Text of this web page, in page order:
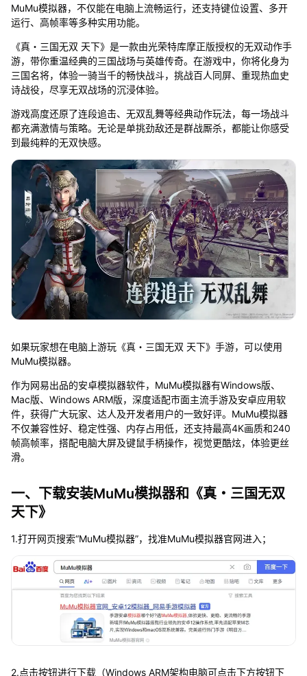
MuMu模拟器，不仅能在电脑上流畅运行，还支持键位设置、多开
运行、高帧率等多种实用功能。
《真・三国无双 天下》是一款由光荣特库摩正版授权的无双动作手
游，带你重温经典的三国战场与英雄传奇。在游戏中，你将化身为
三国名将，体验一骑当千的畅快战斗，挑战百人同屏、重现热血史
诗战役，尽享无双战场的沉浸体验。
游戏高度还原了连段追击、无双乱舞等经典动作玩法，每一场战斗
都充满激情与策略。无论是单挑劲敌还是群战厮杀，都能让你感受
到最纯粹的无双快感。
如果玩家想在电脑上游玩《真・三国无双 天下》手游，可以使用
MuMu模拟器。
作为网易出品的安卓模拟器软件，MuMu模拟器有Windows版、
Mac版、Windows ARM版，深度适配市面主流手游及安卓应用软
件，获得广大玩家、达人及开发者用户的一致好评。MuMu模拟器
不仅兼容性好、稳定性强、内存占用低，还支持最高4K画质和240
帧高帧率，搭配电脑大屏及键鼠手柄操作，视觉更酷炫，体验更丝
滑。
一、下载安装MuMu模拟器和《真・三国无双
天下》
1.打开网页搜索“MuMu模拟器”，找准MuMu模拟器官网进入；
2.点击按钮进行下载（Windows ARM架构电脑可点击下方按钮下